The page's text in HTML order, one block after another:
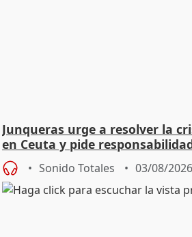
Junqueras urge a resolver la
en Ceuta y pide
Sonido Totales 03/08/2026